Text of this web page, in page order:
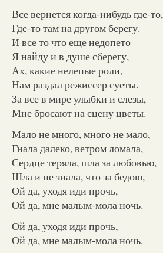
Все вернется когда-нибудь где-то,
Где-то там на другом берегу.
И все то что еще недопето
Я найду и в душе сберегу,
Ах, какие нелепые роли,
Нам раздал режиссер суеты.
За все в мире улыбки и слезы,
Мне бросают на сцену цветы.
Мало не много, много не мало,
Гнала далеко, ветром ломала,
Сердце теряла, шла за любовью,
Шла и не знала, что за бедою,
Ой да, уходя иди прочь,
Ой да, мне малым-мола ночь.
Ой да, уходя иди прочь,
Ой да, мне малым-мола ночь.